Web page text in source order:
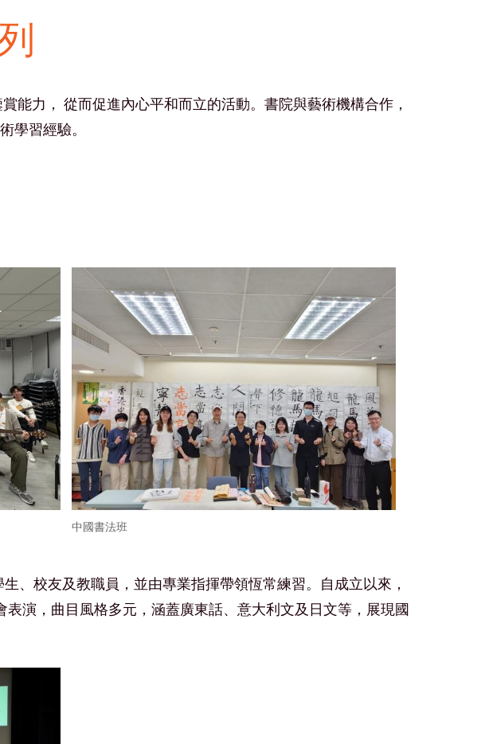
能力， 從而促進內心平和而立的活動。書院與藝術機構合作，
學習經驗。
中國書法班
、校友及教職員，並由專業指揮帶領恆常練習。自成立以來，
演，曲目風格多元，涵蓋廣東話、意大利文及日文等，展現國